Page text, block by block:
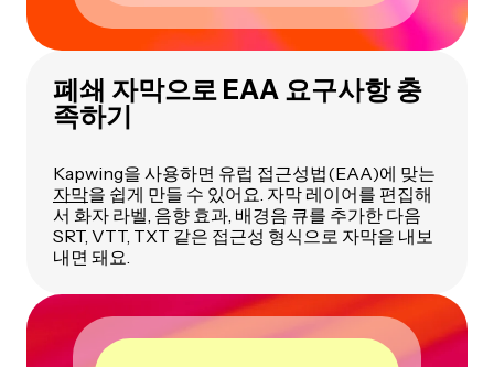
폐쇄 자막으로 EAA 요구사항 충
족하기
Kapwing을 사용하면 유럽 접근성법(EAA)에 맞는
자막을 쉽게 만들 수 있어요. 자막 레이어를 편집해
서 화자 라벨, 음향 효과, 배경음 큐를 추가한 다음
SRT, VTT, TXT 같은 접근성 형식으로 자막을 내보
내면 돼요.